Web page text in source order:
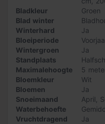
eind september. De
deze mooi dichtgroeit.
lengte van de takken
bladeren knipt. De
namelijk bruin.
Let op: bij het kiezen van
leidend. De bij de
slechts een indicatie. Dus
kunnen geen rechten
Bladkleur
Groen
Blad winter
Winterhard
Ja
Bloeiperiode
Wintergroen
Ja
Standplaats
Maximalehoogte
5
Bloemkleur
Wit
Bloemen
Ja
Snoeimaand
April
Waterbehoefte
Vruchtdragend
Ja